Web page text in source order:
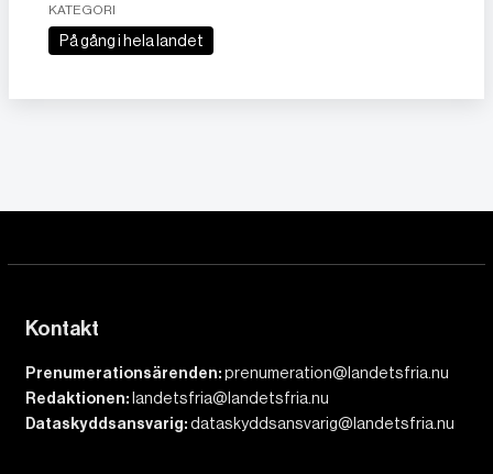
KATEGORI
På gång i hela landet
Kontakt
Prenumerationsärenden:prenumeration@landetsfria.nu
Redaktionen: landetsfria@landetsfria.nu
Dataskyddsansvarig:dataskyddsansvarig@landetsfria.nu